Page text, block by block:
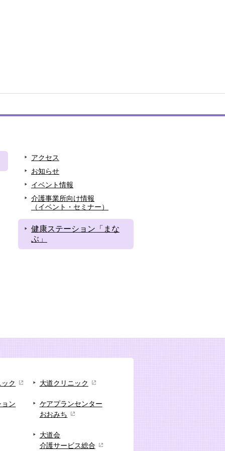
アクセス
お知らせ
イベント情報
介護事業所向け情報
（イベント・セミナー）
健康ステーション「まな
ぶ」
ク 大道クリニック
ン
ケアプランセンター
おおみち
大道会
介護サービス総合